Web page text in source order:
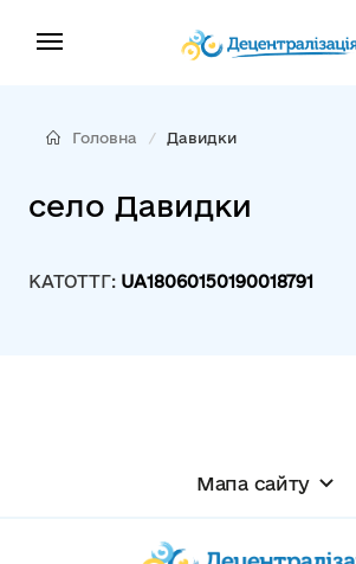
Головна Давидки
село Давидки
КАТОТТГ: UA18060150190018791
Мапа сайту